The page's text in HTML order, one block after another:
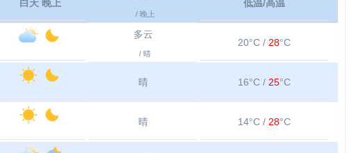
白天 晚上
/ 晚上
低温/高温
多云
/ 晴
20°C / 28°C
晴 16°C / 25°C
晴 14°C / 28°C